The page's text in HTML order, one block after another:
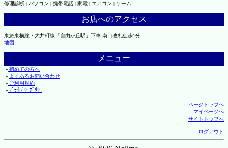
修理診断 | パソコン | 携帯電話 | 家電 | エアコン | ゲーム
お店へのアクセス
東急東横線・大井町線「自由が丘駅」下車 南口改札徒歩1分
地図
メニュー
├初めての方へ
├ よくあるお問い合わせ
├ご利用規約
└ﾌﾟﾗｲﾊﾞｼｰﾎﾟﾘｼｰ
ページトップへ
マイページへ
サイトトップへ
ログアウト